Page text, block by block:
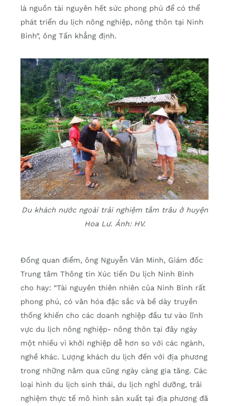
là nguồn tài nguyên hết sức phong phú để có thể
phát triển du lịch nông nghiệp, nông thôn tại Ninh
Bình”, ông Tấn khẳng định.
Du khách nước ngoài trải nghiệm tắm trâu ở huyện
Hoa Lư. Ảnh: HV.
Đồng quan điểm, ông Nguyễn Văn Minh, Giám đốc
Trung tâm Thông tin Xúc tiến Du lịch Ninh Bình
cho hay: “Tài nguyên thiên nhiên của Ninh Bình rất
phong phú, có văn hóa đặc sắc và bề dày truyền
thống khiến cho các doanh nghiệp đầu tư vào lĩnh
vực du lịch nông nghiệp- nông thôn tại đây ngày
một nhiều vì khởi nghiệp dễ hơn so với các ngành,
nghề khác. Lượng khách du lịch đến với địa phương
trong những năm qua cũng ngày càng gia tăng. Các
loại hình du lịch sinh thái, du lịch nghỉ dưỡng, trải
nghiệm thực tế mô hình sản xuất tại địa phương đã